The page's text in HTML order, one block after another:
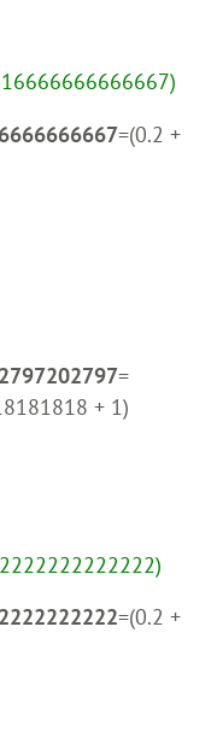
=(0.2 +
=
+ 1)
=(0.2 +